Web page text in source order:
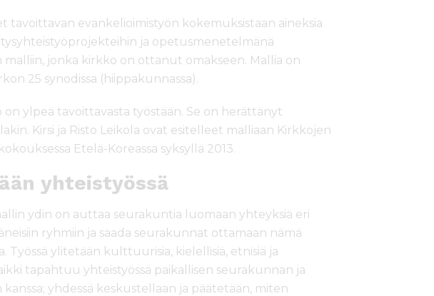
tavoittavan evankelioimistyön kokemuksistaan aineksia
ja opetusmenetelmänä
jonka kirkko on ottanut omakseen. Mallia on
25 synodissa (hiippakunnassa).
on ylpeä tavoittavasta työstään. Se on herättänyt
Kirsi ja Risto Leikola ovat esitelleet malliaan Kirkkojen
Etelä-Koreassa syksyllä 2013.
yhteistyössä
ydin on auttaa seurakuntia luomaan yhteyksiä eri
ryhmiin ja saada seurakunnat ottamaan nämä
Työssä ylitetään kulttuurisia, kielellisiä, etnisiä ja
tapahtuu yhteistyössä paikallisen seurakunnan ja
yhdessä keskustellaan ja päätetään, miten